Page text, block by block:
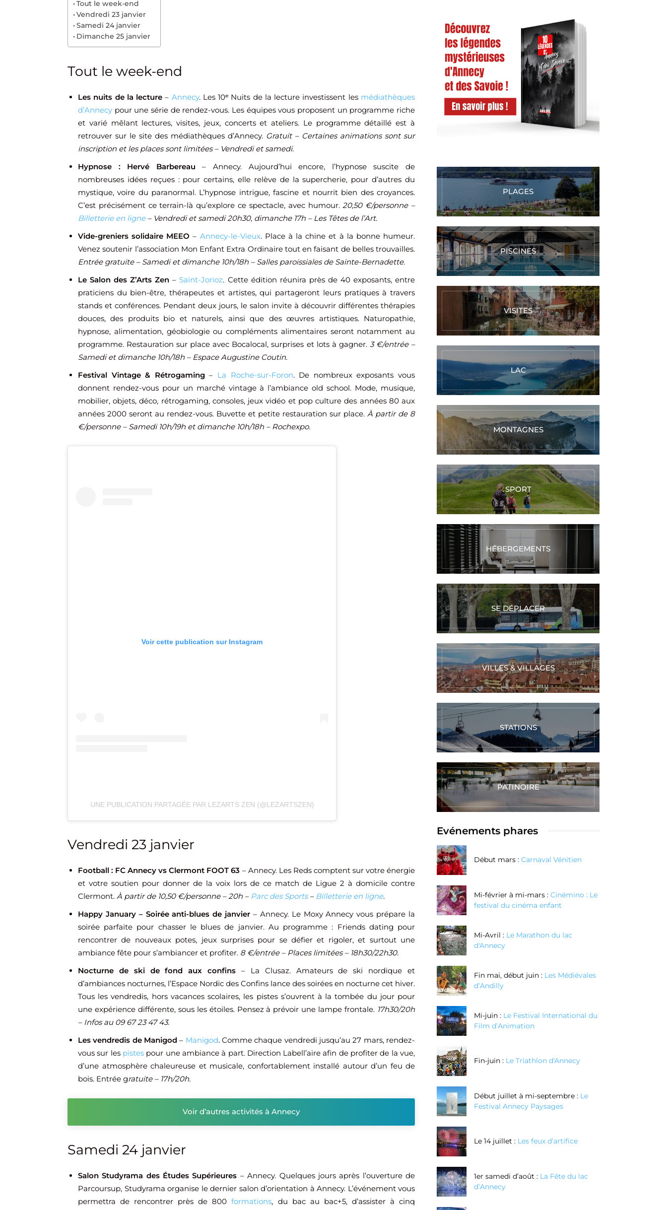
Tout le week-end
Vendredi 23 janvier
Samedi 24 janvier
Dimanche 25 janvier
Tout le week-end
Les nuits de la lecture – Annecy. Les 10ᵉ Nuits de la lecture investissent les médiathèques
d’Annecy pour une série de rendez-vous. Les équipes vous proposent un programme riche
et varié mêlant lectures, visites, jeux, concerts et ateliers. Le programme détaillé est à
retrouver sur le site des médiathèques d’Annecy. Gratuit – Certaines animations sont sur
inscription et les places sont limitées – Vendredi et samedi.
Hypnose : Hervé Barbereau – Annecy. Aujourd’hui encore, l’hypnose suscite de
nombreuses idées reçues : pour certains, elle relève de la supercherie, pour d’autres du
mystique, voire du paranormal. L’hypnose intrigue, fascine et nourrit bien des croyances.
C’est précisément ce terrain-là qu’explore ce spectacle, avec humour.20,50 €/personne –
Billetterie en ligne– Vendredi et samedi 20h30, dimanche 17h – Les Têtes de l’Art.
Vide-greniers solidaire MEEO – Annecy-le-Vieux. Place à la chine et à la bonne humeur.
Venez soutenir l’association Mon Enfant Extra Ordinaire tout en faisant de belles trouvailles.
Entrée gratuite – Samedi et dimanche 10h/18h – Salles paroissiales de Sainte-Bernadette.
Le Salon des Z’Arts Zen – Saint-Jorioz. Cette édition réunira près de 40 exposants, entre
praticiens du bien-être, thérapeutes et artistes, qui partageront leurs pratiques à travers
stands et conférences. Pendant deux jours, le salon invite à découvrir différentes thérapies
douces, des produits bio et naturels, ainsi que des œuvres artistiques. Naturopathie,
hypnose, alimentation, géobiologie ou compléments alimentaires seront notamment au
programme. Restauration sur place avec Bocalocal, surprises et lots à gagner.3 €/entrée –
Samedi et dimanche 10h/18h – Espace Augustine Coutin.
Festival Vintage & Rétrogaming– La Roche-sur-Foron. De nombreux exposants vous
donnent rendez-vous pour un marché vintage à l’ambiance old school. Mode, musique,
mobilier, objets, déco, rétrogaming, consoles, jeux vidéo et pop culture des années 80 aux
années 2000 seront au rendez-vous. Buvette et petite restauration sur place. À partir de 8
€/personne – Samedi 10h/19h et dimanche 10h/18h – Rochexpo.
Voir cette publication sur Instagram
UNE PUBLICATION PARTAGÉE PAR LEZARTS ZEN (@LEZARTSZEN)
Vendredi 23 janvier
Football : FC Annecy vs Clermont FOOT 63 – Annecy. Les Reds comptent sur votre énergie
et votre soutien pour donner de la voix lors de ce match de Ligue 2 à domicile contre
Clermont. À partir de 10,50 €/personne – 20h – Parc des Sports– Billetterie en ligne.
Happy January – Soirée anti-blues de janvier – Annecy. Le Moxy Annecy vous prépare la
soirée parfaite pour chasser le blues de janvier. Au programme : Friends dating pour
rencontrer de nouveaux potes, jeux surprises pour se défier et rigoler, et surtout une
ambiance fête pour s’ambiancer et profiter. 8 €/entrée – Places limitées – 18h30/22h30.
Nocturne de ski de fond aux confins – La Clusaz. Amateurs de ski nordique et
d’ambiances nocturnes, l’Espace Nordic des Confins lance des soirées en nocturne cet hiver.
Tous les vendredis, hors vacances scolaires, les pistes s’ouvrent à la tombée du jour pour
une expérience différente, sous les étoiles. Pensez à prévoir une lampe frontale. 17h30/20h
– Infos au 09 67 23 47 43.
Les vendredis de Manigod – Manigod. Comme chaque vendredi jusqu’au 27 mars, rendez-
vous sur les pistespour une ambiance à part. Direction Labell’aire afin de profiter de la vue,
d’une atmosphère chaleureuse et musicale, confortablement installé autour d’un feu de
bois. Entrée gratuite – 17h/20h.
Voir d’autres activités à Annecy
Samedi 24 janvier
Salon Studyrama des Études Supérieures – Annecy. Quelques jours après l’ouverture de
Parcoursup, Studyrama organise le dernier salon d’orientation à Annecy. L’événement vous
permettra de rencontrer près de 800formations, du bac au bac+5, d’assister à cinq
PLAGES
PISCINES
VISITES
LAC
MONTAGNES
SPORT
HÉBERGEMENTS
SE DÉPLACER
VILLES & VILLAGES
STATIONS
PATINOIRE
Evénements phares
Début mars : Carnaval Vénitien
Mi-février à mi-mars : Cinémino : Le
festival du cinéma enfant
Mi-Avril : Le Marathon du lac
d'Annecy
Fin mai, début juin : Les Médiévales
d’Andilly
Mi-juin : Le Festival International du
Film d’Animation
Fin-juin : Le Triathlon d'Annecy
Début juillet à mi-septembre : Le
Festival Annecy Paysages
Le 14 juillet : Les feux d’artifice
1er samedi d’août : La Fête du lac
d’Annecy